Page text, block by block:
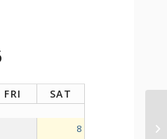
FRI SAT
8